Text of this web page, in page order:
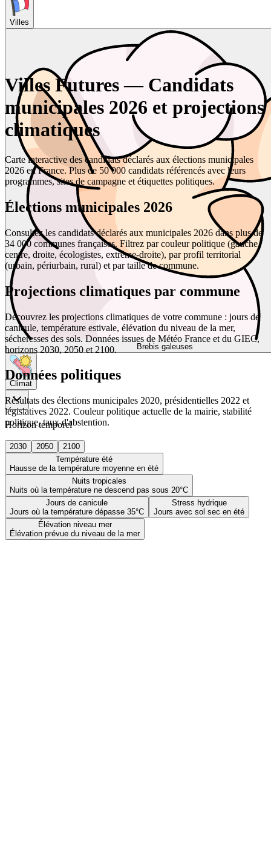
Villes
Brebis galeuses
Climat
Horizon temporel
2030 2050
2100
Température été
Hausse de la température moyenne en été
Nuits tropicales
Nuits où la température ne descend pas sous 20°C
Jours de canicule
Jours où la température dépasse 35°C
Stress hydrique
Jours avec sol sec en été
Élévation niveau mer
Élévation prévue du niveau de la mer
Villes Futures — Candidats
municipales 2026 et projections
climatiques
Carte interactive des candidats déclarés aux élections municipales
2026 en France. Plus de 50 000 candidats référencés avec leurs
programmes, sites de campagne et étiquettes politiques.
Élections municipales 2026
Consultez les candidats déclarés aux municipales 2026 dans plus de
34 000 communes françaises. Filtrez par couleur politique (gauche,
centre, droite, écologistes, extrême-droite), par profil territorial
(urbain, périurbain, rural) et par taille de commune.
Projections climatiques par commune
Découvrez les projections climatiques de votre commune : jours de
canicule, température estivale, élévation du niveau de la mer,
sécheresses des sols. Données issues de Météo France et du GIEC,
horizons 2030, 2050 et 2100.
Données politiques
Résultats des élections municipales 2020, présidentielles 2022 et
législatives 2022. Couleur politique actuelle de la mairie, stabilité
politique, taux d'abstention.